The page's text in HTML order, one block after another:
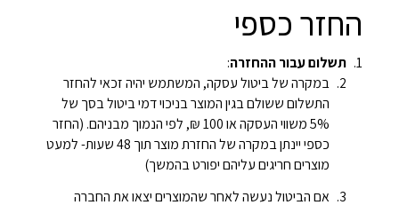
החזר כספי
תשלום עבור ההחזרה:
במקרה של ביטול עסקה, המשתמש יהיה זכאי להחזר
התשלום ששולם בגין המוצר בניכוי דמי ביטול בסך של
5% משווי העסקה או 100 ₪, לפי הנמוך מבניהם. (החזר
כספי יינתן במקרה של החזרת מוצר תוך 48 שעות- למעט
מוצרים חריגים עליהם יפורט בהמשך)
אם הביטול נעשה לאחר שהמוצרים יצאו את החברה